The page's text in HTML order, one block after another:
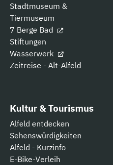
Stadtmuseum &
Tiermuseum
7 Berge Bad
Stiftungen
Wasserwerk
Zeitreise - Alt-Alfeld
Kultur & Tourismus
Alfeld entdecken
Sehenswürdigkeiten
Alfeld - Kurzinfo
E-Bike-Verleih